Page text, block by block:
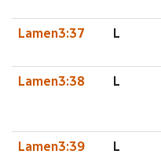
Lamen3:37 L
Lamen3:38 L
Lamen3:39 L